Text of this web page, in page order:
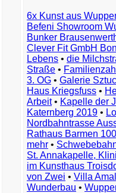
6x Kunst aus
Befeni Showroom
Bunker
Clever Fit GmbH
Lebens • die
Straße •
3. OG • Galerie
Haus Kriegsfuss •
Arbeit• Kapelle der
Katernberg 2019 •
Nordbahntrasse
Rathaus Barmen
mehr •
St. Annakapelle,
im Kunsthaus
von Zwei • Villa
Wunderbau •